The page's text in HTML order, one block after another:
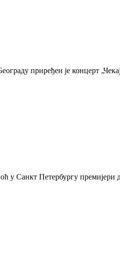
приређен је концерт
у Санкт Петербургу